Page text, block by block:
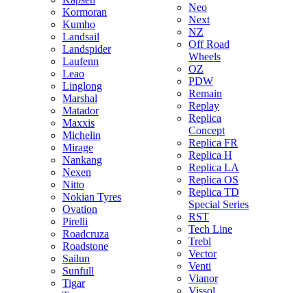
Kormoran
Kumho
Landsail
Landspider
Laufenn
Leao
Linglong
Marshal
Matador
Maxxis
Michelin
Mirage
Nankang
Nexen
Nitto
Nokian Tyres
Ovation
Pirelli
Roadcruza
Roadstone
Sailun
Sunfull
Tigar
Neo
Next
NZ
Off Road
Wheels
OZ
PDW
Remain
Replay
Replica
Concept
Replica FR
Replica H
Replica LA
Replica OS
Replica TD
Special Series
RST
Tech Line
Trebl
Vector
Venti
Vianor
Vissol